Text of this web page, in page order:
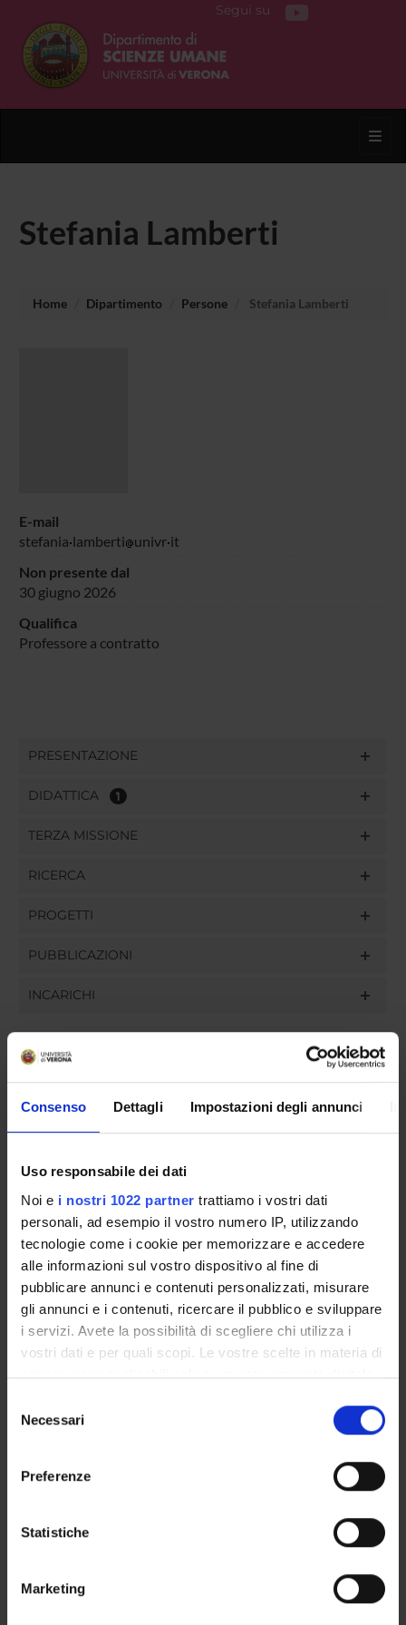
Consenso Dettagli Impostazioni degli annunci
Uso responsabile dei dati
Noi e i nostri 1022 partner trattiamo i vostri dati
personali, ad esempio il vostro numero IP, utilizzando
tecnologie come i cookie per memorizzare e accedere
alle informazioni sul vostro dispositivo al fine di
pubblicare annunci e contenuti personalizzati, misurare
gli annunci e i contenuti, ricercare il pubblico e sviluppare
i servizi. Avete la possibilità di scegliere chi utilizza i
vostri dati e per quali scopi. Le vostre scelte in materia di
privacy sono applicabili solo su questa proprietà digitale
modificare o revocare il proprio consenso in qualsiasi
momento dalla Dichiarazione sui cookie o facendo clic
raccogliere informazioni sulla tua posizione
geografica, con un'approssimazione di qualche
Identificare il tuo dispositivo, scansionandolo
delNecessari
Preferenze
Statistiche
Marketing
Segui su
Stefania Lamberti
Home Dipartimento Persone Stefania Lamberti
E-mail
stefania lamberti univr it
Non presente dal
30 giugno 2026
Qualifica
Professore a contratto
PRESENTAZIONE
DIDATTICA 1
TERZA MISSIONE
RICERCA
PROGETTI
PUBBLICAZIONI
INCARICHI
GOVERNANCE
COMMISSIONI
UFFICI E STRUTTURE DI SERVIZIO
SERVIZI DI SEGRETERIA STUDENTI
STRUTTURE DEL DIPARTIMENTO
BIBLIOTECHE
CENTRI
LABORATORI
Contatti
Luoghi